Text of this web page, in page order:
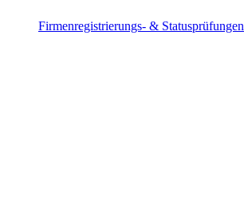
Firmenregistrierungs- & Statusprüfungen